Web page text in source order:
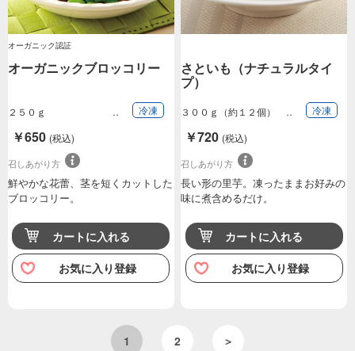
オーガニック認証
オーガニックブロッコリー
２５０ｇ 冷凍
￥650 (税込)
召しあがり方
鮮やかな花蕾、茎を短くカットした
ブロッコリー。
カートに入れる
お気に入り登録
さといも（ナチュラルタイ
プ）
３００ｇ（約１２個） 冷凍
￥720 (税込)
召しあがり方
長い形の里芋。凍ったままお好みの
味に煮含めるだけ。
カートに入れる
お気に入り登録
1 2 ＞